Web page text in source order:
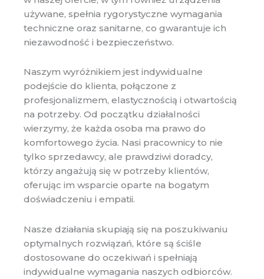
używane, spełnia rygorystyczne wymagania
techniczne oraz sanitarne, co gwarantuje ich
niezawodność i bezpieczeństwo.
Naszym wyróżnikiem jest indywidualne
podejście do klienta, połączone z
profesjonalizmem, elastycznością i otwartością
na potrzeby. Od początku działalności
wierzymy, że każda osoba ma prawo do
komfortowego życia. Nasi pracownicy to nie
tylko sprzedawcy, ale prawdziwi doradcy,
którzy angażują się w potrzeby klientów,
oferując im wsparcie oparte na bogatym
doświadczeniu i empatii.
Nasze działania skupiają się na poszukiwaniu
optymalnych rozwiązań, które są ściśle
dostosowane do oczekiwań i spełniają
indywidualne wymagania naszych odbiorców.